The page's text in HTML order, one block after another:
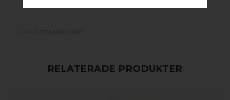
RELATERADE PRODUKTER